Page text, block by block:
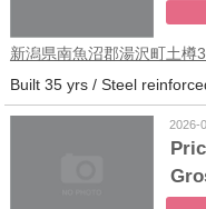
新潟県南魚沼郡湯沢町土樽
2026-